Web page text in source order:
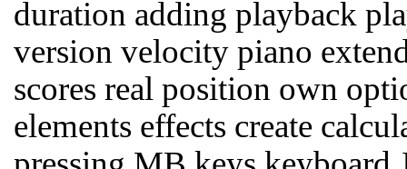
duration adding playback
version velocity piano
scores real position own
elements effects create